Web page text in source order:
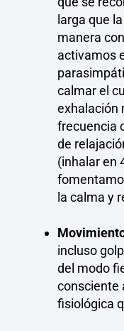
larga que
manera
activamos
calmar el
exhalación
frecuencia
de
(inhalar en
la calma y
incluso
del modo
consciente
fisiológica